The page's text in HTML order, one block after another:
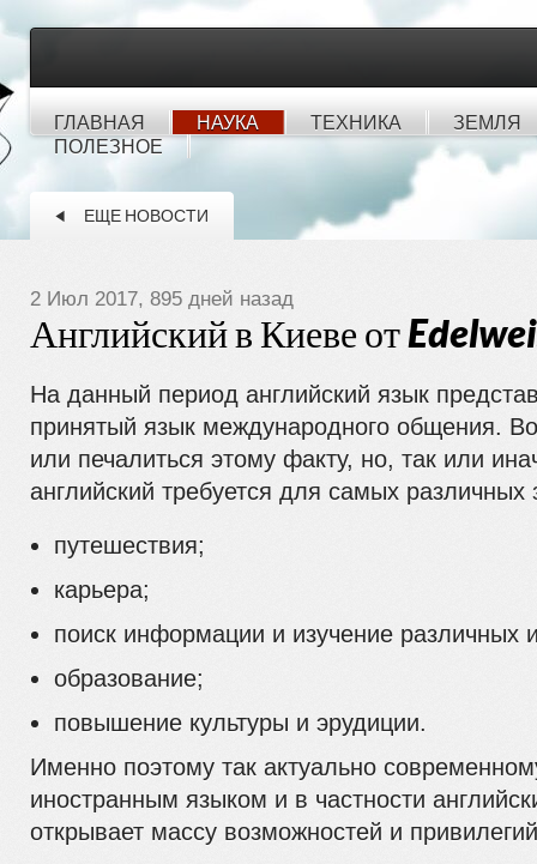
ГЛАВНАЯ НАУКА ТЕХНИКА
ЗЕМЛЯ
ПОЛЕЗНОЕ
ЕЩЕ НОВОСТИ
2 Июл 2017, 895 дней назад
Английский в Киеве от
На данный период английский язык
принятый язык международного общения.
или печалиться этому факту, но, так или
английский требуется для самых различных
путешествия;
карьера;
поиск информации и изучение различных
образование;
повышение культуры и эрудиции.
Именно поэтому так актуально
иностранным языком и в частности
открывает массу возможностей и